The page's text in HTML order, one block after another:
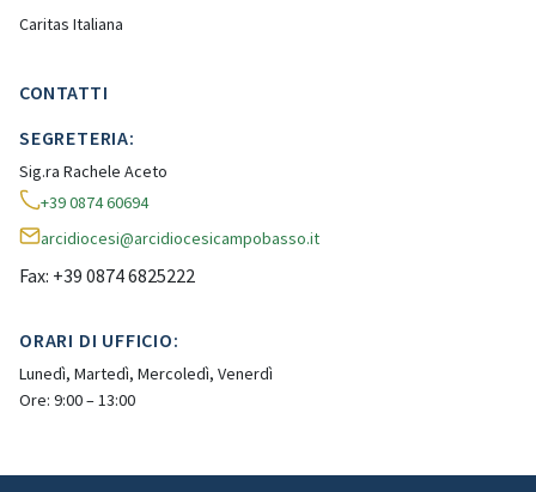
Caritas Italiana
CONTATTI
SEGRETERIA:
Sig.ra Rachele Aceto
+39 0874 60694
arcidiocesi@arcidiocesicampobasso.it
Fax: +39 0874 6825222
ORARI DI UFFICIO:
Lunedì, Martedì, Mercoledì, Venerdì
Ore: 9:00 – 13:00